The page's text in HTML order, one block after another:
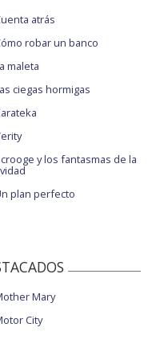
atrás
robar un banco
maleta
ciegas hormigas
y los fantasmas de la
plan perfecto
Mary
City